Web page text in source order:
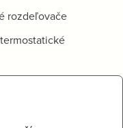
rozdeľovače